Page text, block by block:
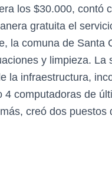
los $30.000, contó
gratuita el
la comuna de Santa
y limpieza. La
la infraestructura,
computadoras de
creó dos puestos